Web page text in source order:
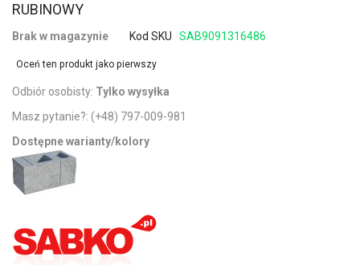
RUBINOWY
Brak w magazynie Kod SKU SAB9091316486
Oceń ten produkt jako pierwszy
Odbiór osobisty: Tylko wysyłka
Masz pytanie?: (+48) 797-009-981
Dostępne warianty/kolory